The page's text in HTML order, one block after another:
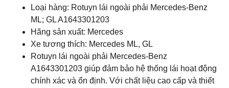
Loại hàng: Rotuyn lái ngoài phải Mercedes-Benz
ML; GL A1643301203
Hãng sản xuất: Mercedes
Xe tương thích: Mercedes ML, GL
Rotuyn lái ngoài phải Mercedes-Benz
A1643301203 giúp đảm bảo hệ thống lái hoạt động
chính xác và ổn định. Với chất liệu cao cấp và thiết